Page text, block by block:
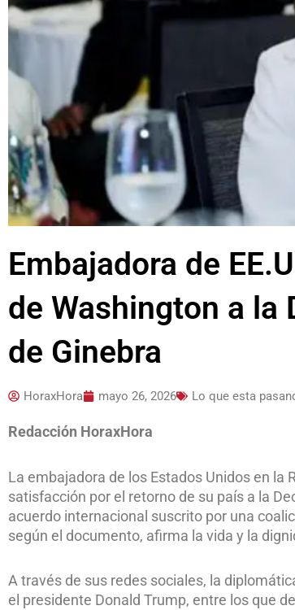
Embajadora de
de Washington a la
de Ginebra
HoraxHora mayo 26, 2026 Lo que esta
Redacción HoraxHora
La embajadora de los Estados Unidos en la
satisfacción por el retorno de su país a la
acuerdo internacional suscrito por una
según el documento, afirma la vida y la
A través de sus redes sociales, la
el presidente Donald Trump, entre los que